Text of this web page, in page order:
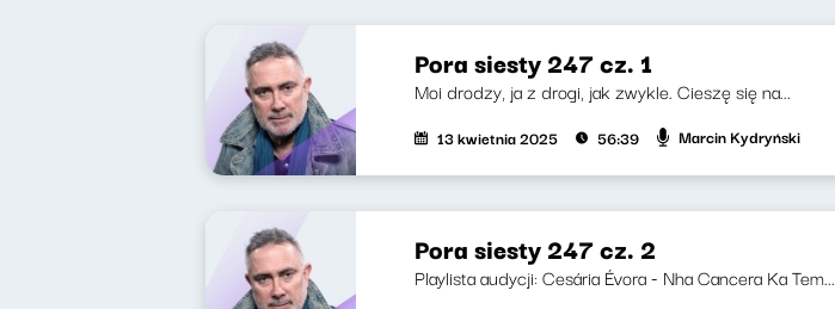
Pora siesty 247 cz. 1
Moi drodzy, ja z drogi, jak zwykle. Cieszę się na...
13 kwietnia 2025 56:39 Marcin Kydryński
Pora siesty 247 cz. 2
Playlista audycji: Cesária Évora - Nha Cancera Ka Tem...